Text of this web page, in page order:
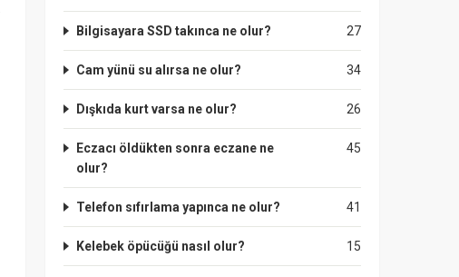
27
Bilgisayara SSD takınca ne olur?
34
Cam yünü su alırsa ne olur?
26
Dışkıda kurt varsa ne olur?
45
Eczacı öldükten sonra eczane ne
olur?
41
Telefon sıfırlama yapınca ne olur?
15
Kelebek öpücüğü nasıl olur?